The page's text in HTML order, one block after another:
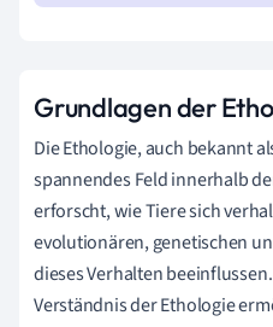
Grundlagen der
Die Ethologie, auch bekannt
spannendes Feld innerhalb
erforscht, wie Tiere sich
evolutionären, genetischen
dieses Verhalten
Verständnis der Ethologie